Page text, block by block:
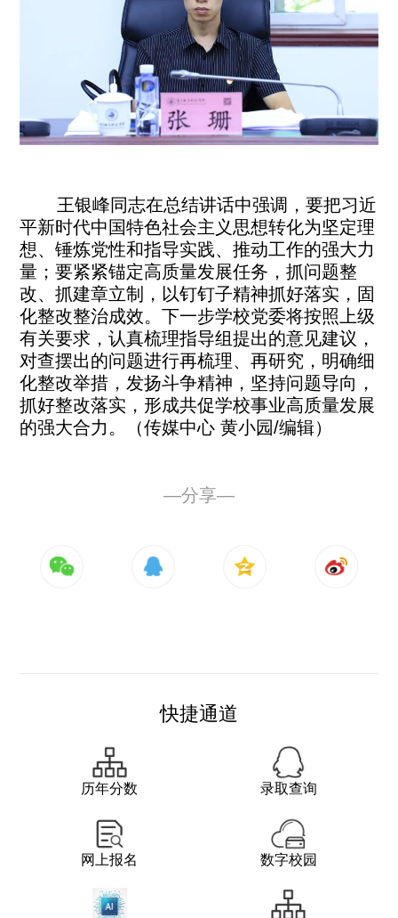
王银峰同志在总结讲话中强调，要把习近
平新时代中国特色社会主义思想转化为坚定理
想、锤炼党性和指导实践、推动工作的强大力
量；要紧紧锚定高质量发展任务，抓问题整
改、抓建章立制，以钉钉子精神抓好落实，固
化整改整治成效。下一步学校党委将按照上级
有关要求，认真梳理指导组提出的意见建议，
对查摆出的问题进行再梳理、再研究，明确细
化整改举措，发扬斗争精神，坚持问题导向，
抓好整改落实，形成共促学校事业高质量发展
的强大合力。（传媒中心 黄小园/编辑）
—分享—
快捷通道
历年分数 录取查询
网上报名 数字校园